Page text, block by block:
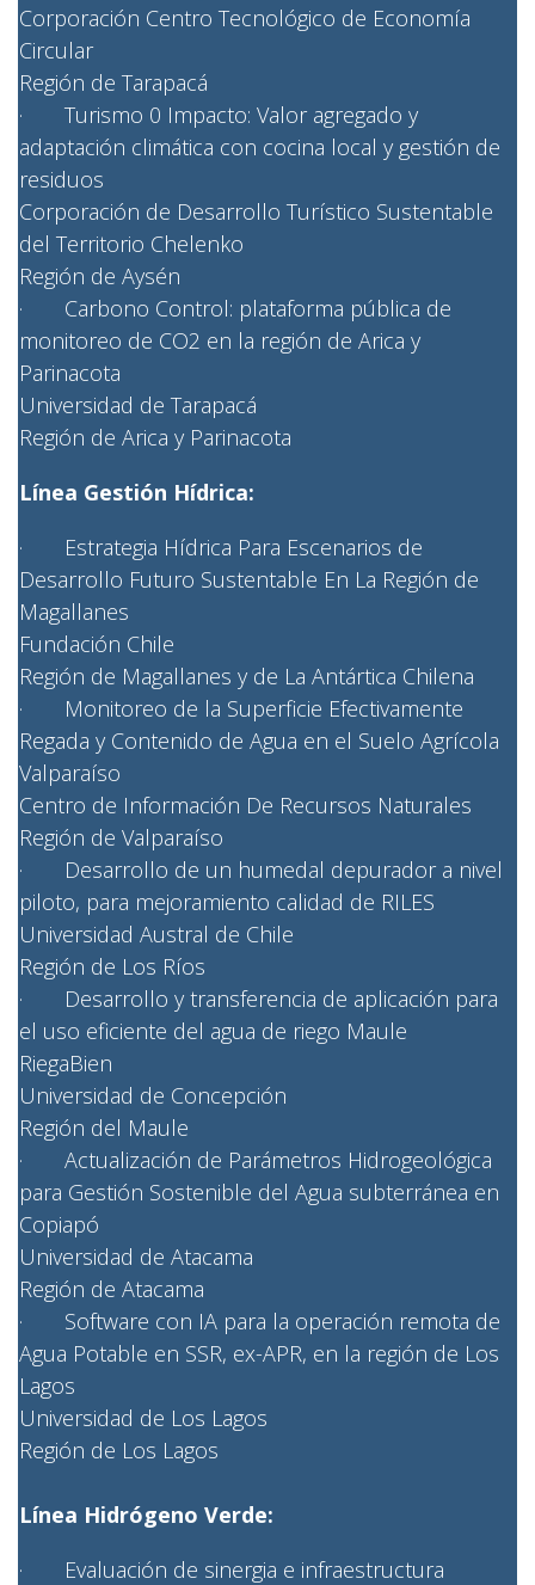
Corporación Centro Tecnológico de Economía
Circular
Región de Tarapacá
· Turismo 0 Impacto: Valor agregado y
adaptación climática con cocina local y gestión de
residuos
Corporación de Desarrollo Turístico Sustentable
del Territorio Chelenko
Región de Aysén
· Carbono Control: plataforma pública de
monitoreo de CO2 en la región de Arica y
Parinacota
Universidad de Tarapacá
Región de Arica y Parinacota
Línea Gestión Hídrica:
· Estrategia Hídrica Para Escenarios de
Desarrollo Futuro Sustentable En La Región de
Magallanes
Fundación Chile
Región de Magallanes y de La Antártica Chilena
· Monitoreo de la Superficie Efectivamente
Regada y Contenido de Agua en el Suelo Agrícola
Valparaíso
Centro de Información De Recursos Naturales
Región de Valparaíso
· Desarrollo de un humedal depurador a nivel
piloto, para mejoramiento calidad de RILES
Universidad Austral de Chile
Región de Los Ríos
· Desarrollo y transferencia de aplicación para
el uso eficiente del agua de riego Maule
RiegaBien
Universidad de Concepción
Región del Maule
· Actualización de Parámetros Hidrogeológica
para Gestión Sostenible del Agua subterránea en
Copiapó
Universidad de Atacama
Región de Atacama
· Software con IA para la operación remota de
Agua Potable en SSR, ex-APR, en la región de Los
Lagos
Universidad de Los Lagos
Región de Los Lagos
Línea Hidrógeno Verde:
· Evaluación de sinergia e infraestructura